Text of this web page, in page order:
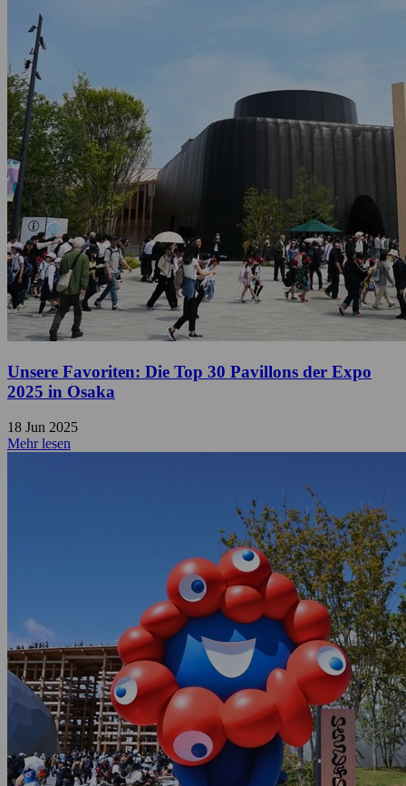
Unsere Favoriten: Die Top 30 Pavillons der Expo
2025 in Osaka
18 Jun 2025
Mehr lesen